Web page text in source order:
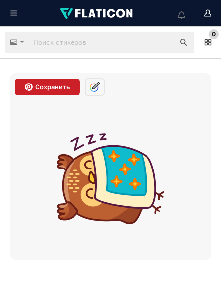
0
Сохранить